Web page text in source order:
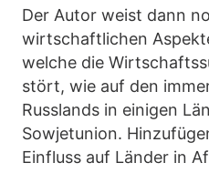
Der Autor weist dann
wirtschaftlichen
welche die
stört, wie auf den
Russlands in einigen
Sowjetunion.
Einfluss auf Länder in